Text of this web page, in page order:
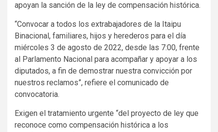
apoyan la sanción de la ley de compensación histórica.
“Convocar a todos los extrabajadores de la Itaipu
Binacional, familiares, hijos y herederos para el día
miércoles 3 de agosto de 2022, desde las 7:00, frente
al Parlamento Nacional para acompañar y apoyar a los
diputados, a fin de demostrar nuestra convicción por
nuestros reclamos”, refiere el comunicado de
convocatoria.
Exigen el tratamiento urgente “del proyecto de ley que
reconoce como compensación histórica a los